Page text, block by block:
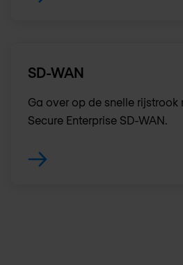
SD-WAN
Ga over op de snelle rijstrook
Secure Enterprise SD-WAN.